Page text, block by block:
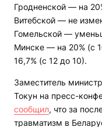
Гродненской — на
Витебской — не
Гомельской —
Минске — на 20% (с
16,7% (с 12 до 10).
Заместитель
Токун на пресс-
сообщил, что за
травматизм в